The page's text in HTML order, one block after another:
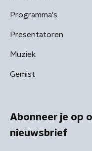
Programma's
Presentatoren
Muziek
Gemist
Abonneer je op
nieuwsbrief